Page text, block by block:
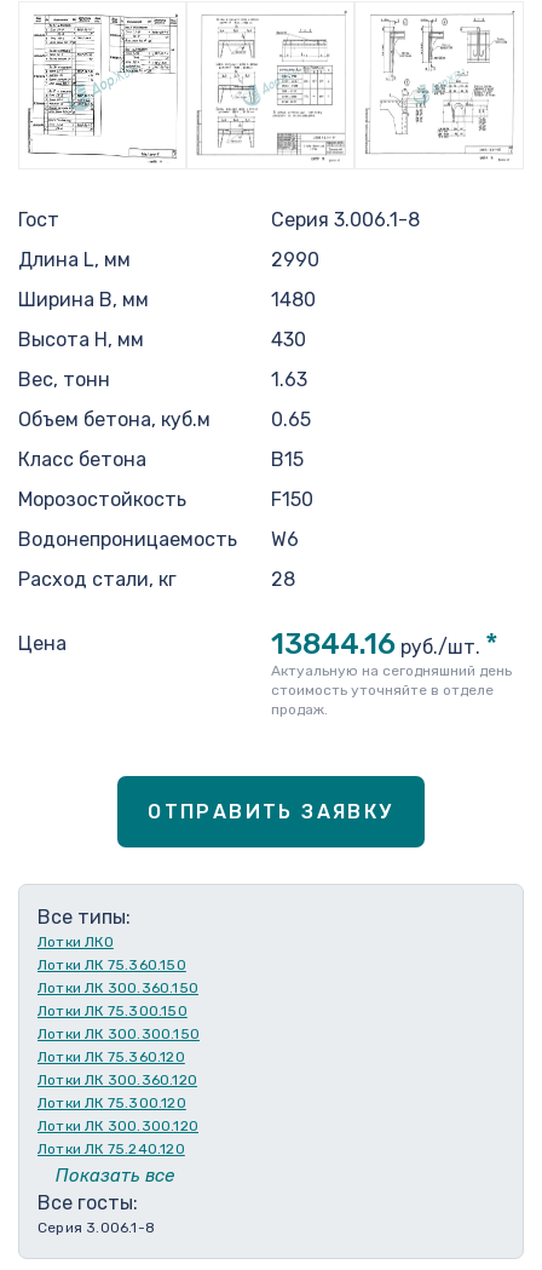
Гост
Серия 3.006.1-8
Длина L, мм
2990
Ширина B, мм
1480
Высота H, мм
430
Вес, тонн
1.63
Объем бетона, куб.м
0.65
Класс бетона
В15
Морозостойкость
F150
Водонепроницаемость
W6
Расход стали, кг
28
Цена 13844.16 руб./шт. *
Актуальную на сегодняшний день
стоимость уточняйте в отделе
продаж.
ОТПРАВИТЬ ЗАЯВКУ
Все типы:
Лотки ЛКО
Лотки ЛК 75.360.150
Лотки ЛК 300.360.150
Лотки ЛК 75.300.150
Лотки ЛК 300.300.150
Лотки ЛК 75.360.120
Лотки ЛК 300.360.120
Лотки ЛК 75.300.120
Лотки ЛК 300.300.120
Лотки ЛК 75.240.120
Лотки ЛК 300.240.120
Лотки ЛК 75.210.120
Лотки ЛК 300.180.120
Показать все
Все госты:
Серия 3.006.1-8